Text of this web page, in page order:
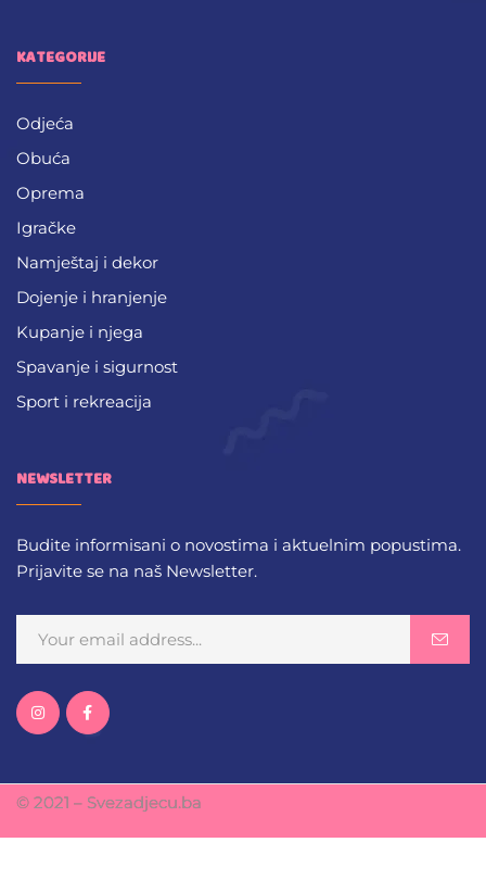
KATEGORIJE
Odjeća
Obuća
Oprema
Igračke
Namještaj i dekor
Dojenje i hranjenje
Kupanje i njega
Spavanje i sigurnost
Sport i rekreacija
NEWSLETTER
Budite informisani o novostima i aktuelnim popustima.
Prijavite se na naš Newsletter.
© 2021 – Svezadjecu.ba